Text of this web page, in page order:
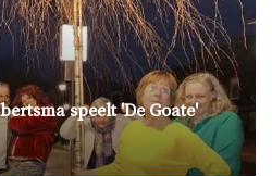
speelt 'De Goate'